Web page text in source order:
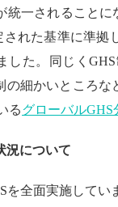
統一されることに
された基準に準拠
した。同じくGHS
の細かいところ
るグローバルGHS
況について
を全面実施してい